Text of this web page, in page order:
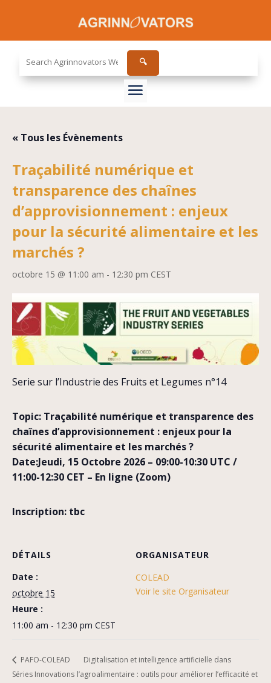
site...
🔍
« Tous les Évènements
Traçabilité numérique et
transparence des chaînes
d’approvisionnement : enjeux
pour la sécurité alimentaire et les
marchés ?
octobre 15 @ 11:00 am - 12:30 pm CEST
Serie sur l’Industrie des Fruits et Legumes n°14
Topic: Traçabilité numérique et transparence des
chaînes d’approvisionnement : enjeux pour la
sécurité alimentaire et les marchés ?
Date:Jeudi, 15 Octobre 2026 – 09:00-10:30 UTC /
11:00-12:30 CET – En ligne (Zoom)
Inscription: tbc
DÉTAILS
Date :
octobre 15
Heure :
11:00 am - 12:30 pm CEST
ORGANISATEUR
COLEAD
Voir le site Organisateur
PAFO-COLEAD
Séries Innovations
Digitalisation et intelligence artificielle dans
l’agroalimentaire : outils pour améliorer l’efficacité et